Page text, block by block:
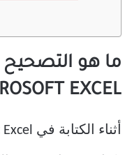
ما هو التصحيح
EXCEL